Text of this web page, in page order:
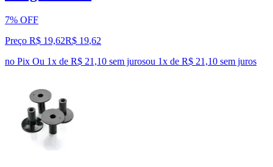
7% OFF
Preço R$ 19,62R$ 19,62
no Pix Ou 1x de R$ 21,10 sem jurosou 1x de R$ 21,10 sem juros